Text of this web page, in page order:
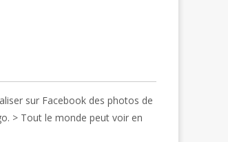
sur Facebook des photos de
> Tout le monde peut voir en